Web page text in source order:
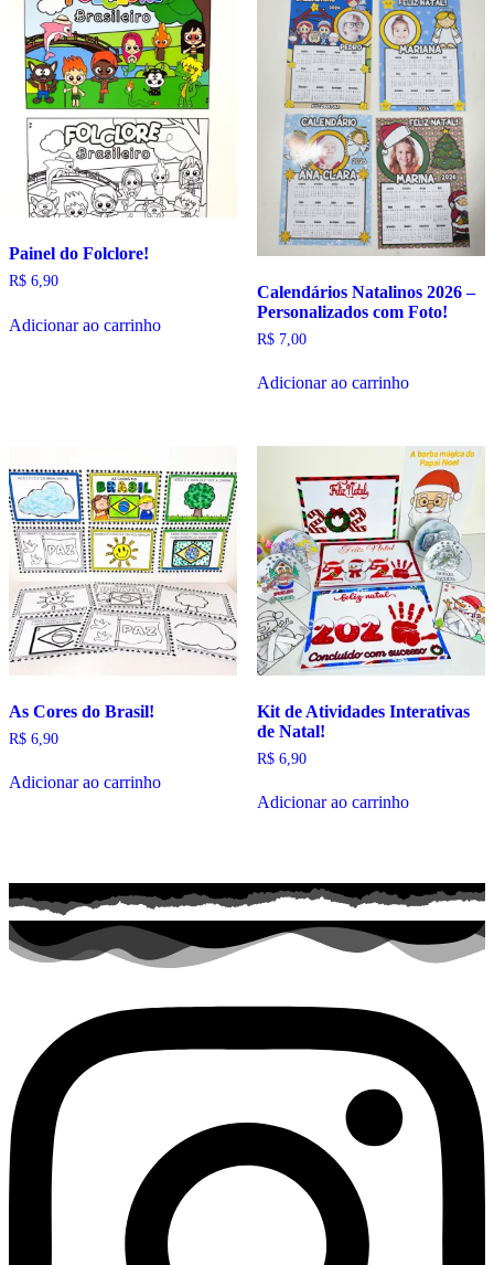
Painel do Folclore!
R$ 6,90
Adicionar ao carrinho
Calendários Natalinos 2026 –
Personalizados com Foto!
R$7,00
Adicionar ao carrinho
As Cores do Brasil!
R$ 6,90
Adicionar ao carrinho
Kit de Atividades Interativas
de Natal!
R$6,90
Adicionar ao carrinho